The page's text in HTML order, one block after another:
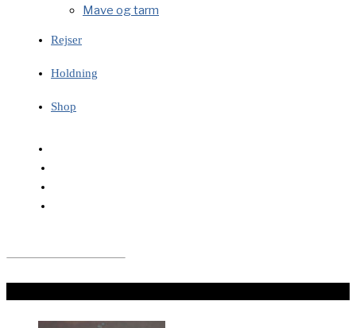
Mave og tarm
Rejser
Holdning
Shop